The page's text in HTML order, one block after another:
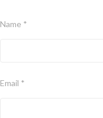
Name *
Email *